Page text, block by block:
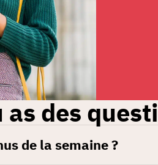
as des
de la semaine ?